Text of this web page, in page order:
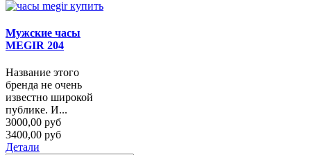
Мужские часы
MEGIR 204
Название этого
бренда не очень
известно широкой
публике. И...
3000,00 руб
3400,00 руб
Детали